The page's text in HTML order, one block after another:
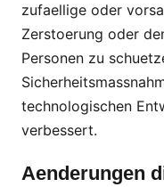
zufaellige oder
Zerstoerung oder
Personen zu
technologischen
verbessert.
Aenderungen